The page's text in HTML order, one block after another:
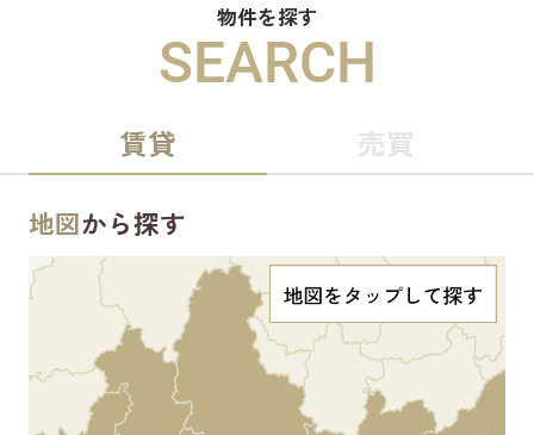
物件を探す
SEARCH
賃貸 売買
地図から探す